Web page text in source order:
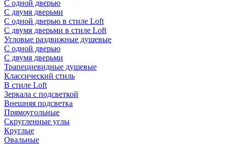
С одной дверью
С двумя дверьми
С одной дверью в стиле Loft
С двумя дверьми в стиле Loft
Угловые раздвижные душевые
С одной дверью
С двумя дверьми
Трапециевидные душевые
Классический стиль
В стиле Loft
Зеркала с подсветкой
Внешняя подсветка
Прямоугольные
Скругленные углы
Круглые
Овальные